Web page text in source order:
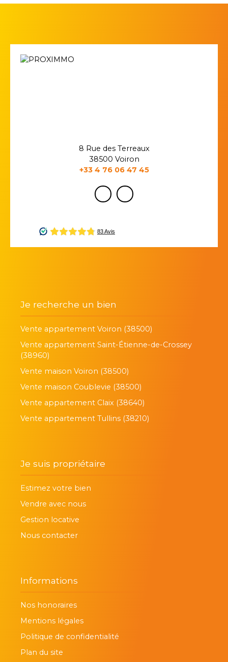
8 Rue des Terreaux
38500 Voiron
+33 4 76 06 47 45
Je recherche un bien
Vente appartement Voiron (38500)
Vente appartement Saint-Étienne-de-Crossey
(38960)
Vente maison Voiron (38500)
Vente maison Coublevie (38500)
Vente appartement Claix (38640)
Vente appartement Tullins (38210)
Je suis propriétaire
Estimez votre bien
Vendre avec nous
Gestion locative
Nous contacter
Informations
Nos honoraires
Mentions légales
Politique de confidentialité
Plan du site